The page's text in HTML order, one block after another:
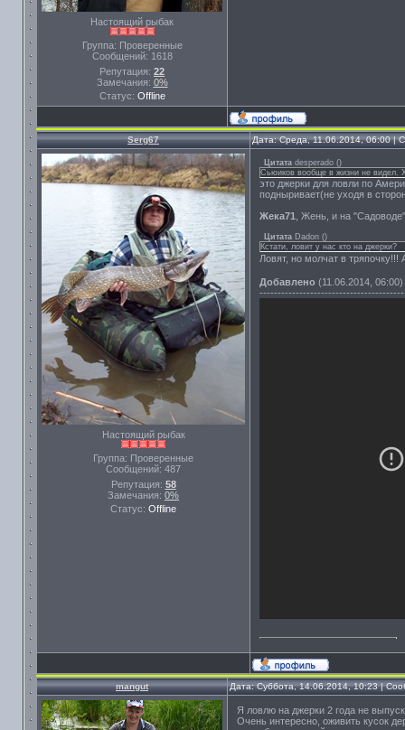
Настоящий рыбак
Группа: Проверенные
Сообщений: 1618
Репутация: 22
Замечания: 0%
Статус: Offline
Serg67 Дата: Среда, 11.06.2014, 06:00 |
Настоящий рыбак
Группа: Проверенные
Сообщений: 487
Репутация: 58
Замечания: 0%
Статус: Offline
Цитата desperado ()
Сьюиков вообще в жизни не видел.
это джерки для ловли по
подныривает(не уходя в
Жека71
, Жень, и на
Цитата Dadon ()
Кстати, ловит у нас кто на джерки?
Ловят, но молчат в тряпочку!!!
Добавлено (11.06.2014, 06:00)
mangut Дата: Суббота, 14.06.2014, 10:23 |
Я ловлю на джерки 2 года не
Очень интересно, оживить кусок